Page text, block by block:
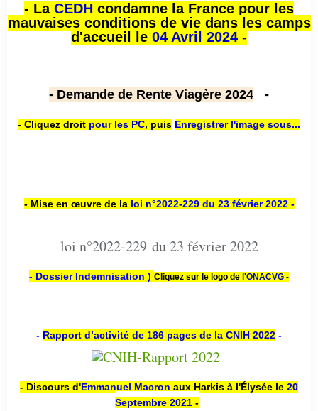
- La CEDH condamne la France pour les
mauvaises conditions de vie dans les camps
d'accueil le 04 Avril 2024 -
- Demande de Rente Viagère 2024 -
- Cliquez droit pour les PC, puis Enregistrer l'image sous...
- Mise en œuvre de la loi n°2022-229 du 23 février 2022 -
loi n°2022-229 du 23 février 2022
- Dossier Indemnisation ) Cliquez sur le logo de l'ONACVG -
- Rapport d’activité de 186 pages de la CNIH 2022 -
- Discours d'Emmanuel Macron aux Harkis à l'Élysée le 20
Septembre 2021 -